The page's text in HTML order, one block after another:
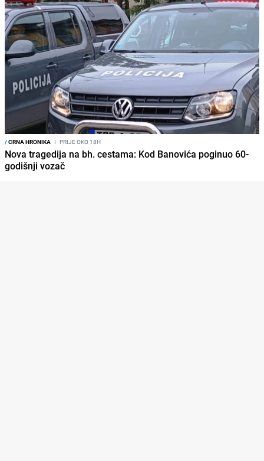
/CRNA HRONIKA I PRIJE OKO 18H
Nova tragedija na bh. cestama: Kod Banovića poginuo 60-
godišnji vozač